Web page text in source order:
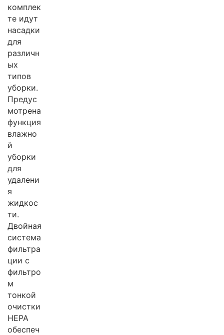
комплек
те идут
насадки
для
различн
ых
типов
уборки.
Предус
мотрена
функция
влажно
й
уборки
для
удалени
я
жидкос
ти.
Двойная
система
фильтра
ции с
фильтро
м
тонкой
очистки
HEPA
обеспеч